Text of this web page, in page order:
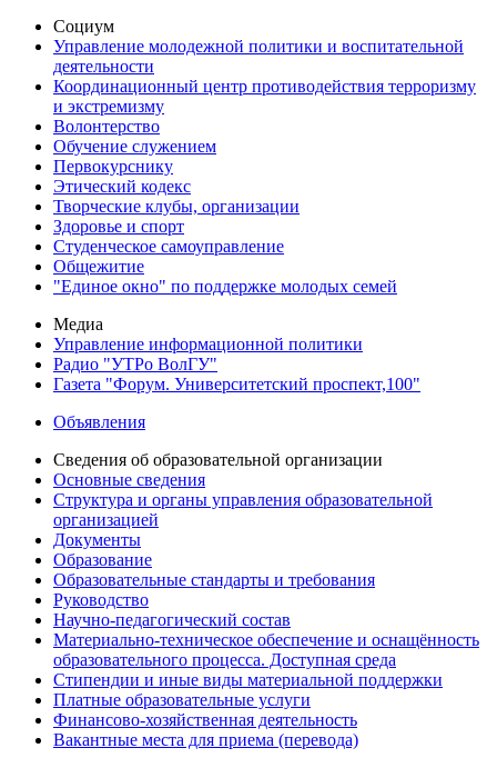
Социум
Управление молодежной политики и воспитательной
деятельности
Координационный центр противодействия терроризму
и экстремизму
Волонтерство
Обучение служением
Первокурснику
Этический кодекс
Творческие клубы, организации
Здоровье и спорт
Студенческое самоуправление
Общежитие
"Единое окно" по поддержке молодых семей
Медиа
Управление информационной политики
Радио "УТРо ВолГУ"
Газета "Форум. Университетский проспект,100"
Объявления
Сведения об образовательной организации
Основные сведения
Структура и органы управления образовательной
организацией
Документы
Образование
Образовательные стандарты и требования
Руководство
Научно-педагогический состав
Материально-техническое обеспечение и оснащённость
образовательного процесса. Доступная среда
Стипендии и иные виды материальной поддержки
Платные образовательные услуги
Финансово-хозяйственная деятельность
Вакантные места для приема (перевода)